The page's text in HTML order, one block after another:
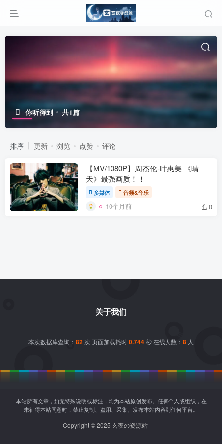
你听得到 共1篇
排序 更新 浏览 点赞 评论
【MV/1080P】周杰伦-叶惠美 《晴
天》最强画质！！
多媒体 音频&音乐
10个月前 0
关于我们
本次数据库查询： 82 次 页面加载耗时0.744秒 在线人数： 8 人
本站所有文章，如无特殊说明或标注，均为本站原创发布。任何个人或组织，在
未征得本站同意时，禁止复制、盗用、采集、发布本站内容到任何平台。
Copyright © 2025 玄夜の资源站 -